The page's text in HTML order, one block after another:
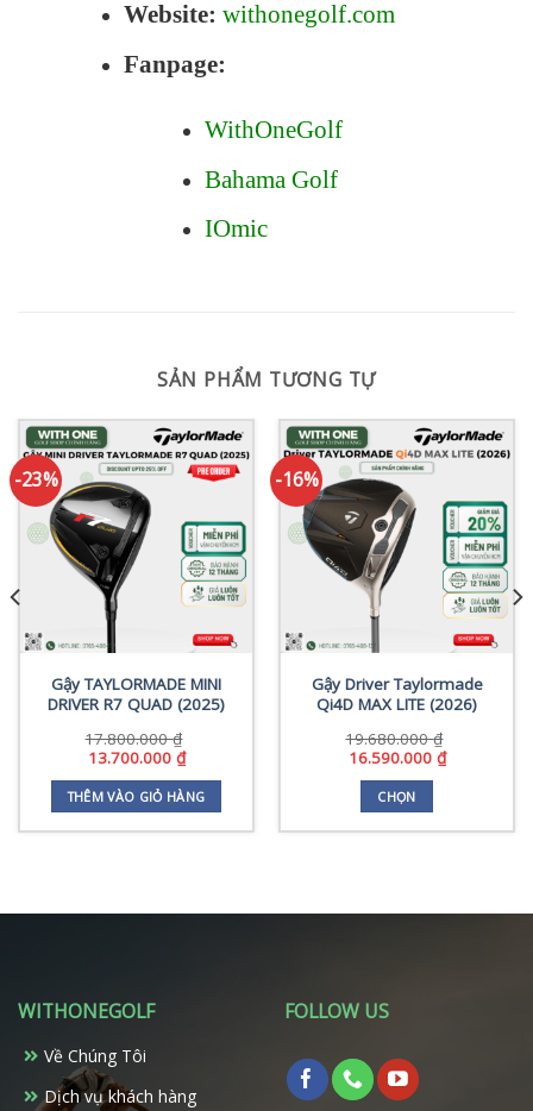
Website: withonegolf.com
Fanpage:
WithOneGolf
Bahama Golf
IOmic
SẢN PHẨM TƯƠNG TỰ
-23%
Gậy TAYLORMADE MINI
DRIVER R7 QUAD (2025)
17.800.000₫
Giá
gốc
là:
17.800.000 ₫.
13.700.000 ₫Giá
hiện
tại
là:
13.700.000 ₫.
THÊM VÀO GIỎ HÀNG
-16%
Gậy Driver Taylormade
Qi4D MAX LITE (2026)
19.680.000₫
Giá
gốc
19.680.000 ₫.
16.590.000 ₫Giá
16.590.000
CHỌN
có
thể
WITHONEGOLF
Về Chúng Tôi
Dịch vụ khách hàng
FOLLOW US